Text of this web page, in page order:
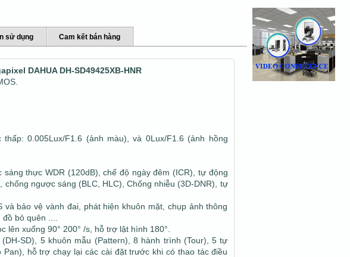
sử dụng Cam kết bán hàng
DAHUA DH-SD49425XB-HNR
0.005Lux/F1.6 (ảnh màu), và 0Lux/F1.6 (ảnh hồng
thực WDR (120dB), chế độ ngày đêm (ICR), tự động
ngược sáng (BLC, HLC), Chống nhiễu (3D-DNR), tự
bảo vệ vành đai, phát hiện khuôn mặt, chụp ảnh thông
bỏ quên ....
lên xuống 90° 200° /s, hỗ trợ lật hình 180°.
SD), 5 khuôn mẫu (Pattern), 8 hành trình (Tour), 5 tự
hỗ trợ chạy lại các cài đặt trước khi có thao tác điều